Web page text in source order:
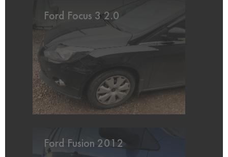
Ford Focus 3 2.0
Ford Fusion 2012